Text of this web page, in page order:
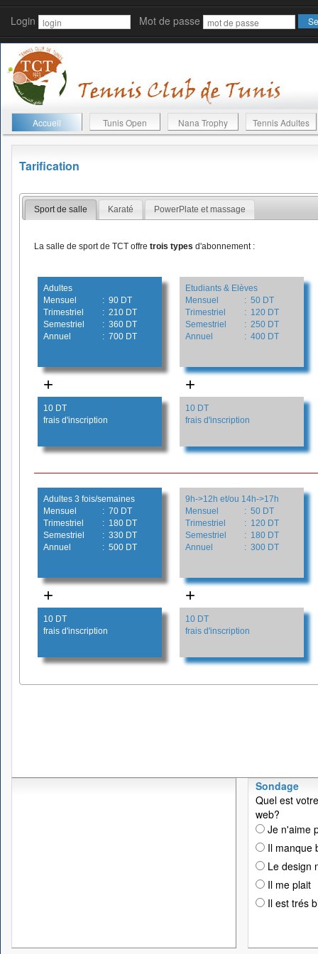
Login Mot de passe
Accueil Tunis Open Nana Trophy Tennis Adultes
Tarification
Sport de salle Karaté PowerPlate et massage
La salle de sport de TCT offre trois types d'abonnement :
Adultes
Mensuel
: 90 DT
Trimestriel
: 210 DT
Semestriel
: 360 DT
Annuel
: 700 DT
Etudiants & Elèves
Mensuel
: 50 DT
Trimestriel
: 120 DT
Semestriel
: 250 DT
Annuel
: 400 DT
+ +
10 DT
frais d'inscription
10 DT
frais d'inscription
Adultes 3 fois/semaines
Mensuel
: 70 DT
Trimestriel
: 180 DT
Semestriel
: 330 DT
Annuel
: 500 DT
9h->12h et/ou 14h->17h
Mensuel
: 50 DT
Trimestriel
: 120 DT
Semestriel
: 180 DT
Annuel
: 300 DT
+ +
10 DT
frais d'inscription
10 DT
frais d'inscription
Sondage
Quel est
web?
Je n'aime
Il manque
Le design
Il me plait
Il est trés